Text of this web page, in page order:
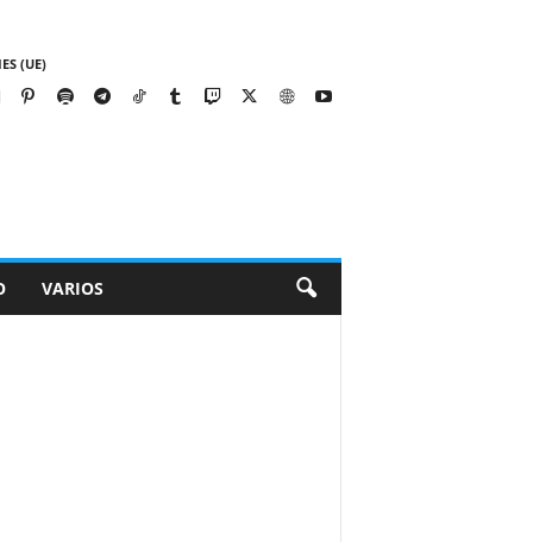
(UE)
VARIOS